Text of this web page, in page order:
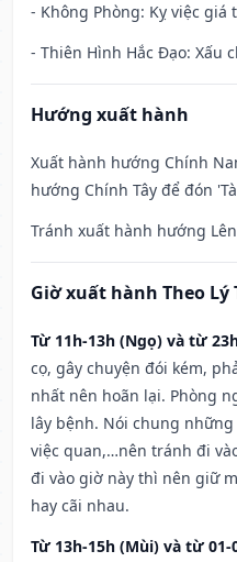
- Không Phòng: Kỵ việc giá
- Thiên Hình Hắc Đạo: Xấu
Hướng xuất hành
Xuất hành hướng Chính
hướng Chính Tây để đón
Tránh xuất hành hướng
Giờ xuất hành Theo Lý
Từ 11h-13h (Ngọ) và từ
cọ, gây chuyện đói kém,
nhất nên hoãn lại. Phòng
lây bệnh. Nói chung
việc quan,…nên tránh đi
đi vào giờ này thì nên giữ
hay cãi nhau.
Từ 13h-15h (Mùi) và từ 01-